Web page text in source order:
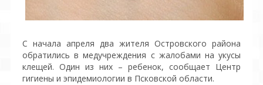
С начала апреля два жителя Островского района
обратились в медучреждения с жалобами на укусы
клещей. Один из них – ребенок, сообщает Центр
гигиены и эпидемиологии в Псковской области.